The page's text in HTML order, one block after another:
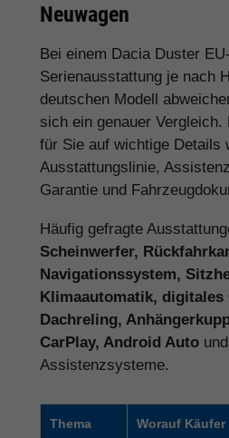
Neuwagen
Bei einem Dacia Duster
Serienausstattung je nach
deutschen Modell
sich ein genauer
für Sie auf wichtige Details
Ausstattungslinie,
Garantie und
Häufig gefragte
Scheinwerfer,
Navigationssystem,
Klimaautomatik, digitales
Dachreling,
CarPlay, Android Auto
Assistenzsysteme.
Thema Worauf